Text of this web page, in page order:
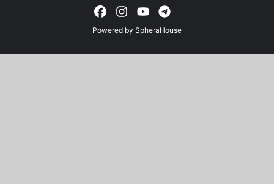
Powered by SpheraHouse